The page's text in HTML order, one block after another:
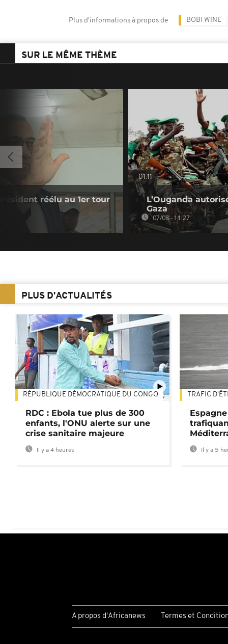
Plus d'informations à propos de BOBI WINE
SUR LE MÊME THÈME
réélu au 1er tour
01:11
L’Ouganda
Gaza
07/08 - 11:27
PLUS D'ACTUALITÉS
01:47
RÉPUBLIQUE DÉMOCRATIQUE DU CONGO
RDC : Ebola tue plus de 300
enfants, l'ONU alerte sur une
crise sanitaire majeure
Il y a 4 heures
TRAFIC
Il y a 5
A propos d'Africanews Termes et